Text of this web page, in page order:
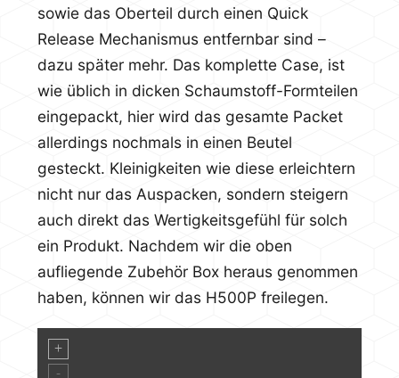
sowie das Oberteil durch einen Quick
Release Mechanismus entfernbar sind –
dazu später mehr. Das komplette Case, ist
wie üblich in dicken Schaumstoff-Formteilen
eingepackt, hier wird das gesamte Packet
allerdings nochmals in einen Beutel
gesteckt. Kleinigkeiten wie diese erleichtern
nicht nur das Auspacken, sondern steigern
auch direkt das Wertigkeitsgefühl für solch
ein Produkt. Nachdem wir die oben
aufliegende Zubehör Box heraus genommen
haben, können wir das H500P freilegen.